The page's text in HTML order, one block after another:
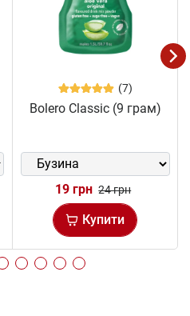
(7)
Bolero Classic (9 грам)
19 грн 24 грн
Купити